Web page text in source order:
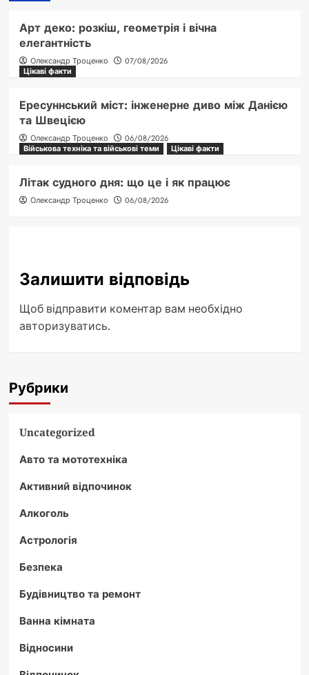
Арт деко: розкіш, геометрія і вічна
елегантність
Олександр Троценко
07/08/2026
Цікаві факти
Ересуннський міст: інженерне диво між Данією
та Швецією
Олександр Троценко
06/08/2026
Військова техніка та військові теми
Цікаві факти
Літак судного дня: що це і як працює
Олександр Троценко 06/08/2026
Залишити відповідь
Щоб відправити коментар вам необхідно
авторизуватись.
Рубрики
Uncategorized
Авто та мототехніка
Активний відпочинок
Алкоголь
Астрологія
Безпека
Будівництво та ремонт
Ванна кімната
Відносини